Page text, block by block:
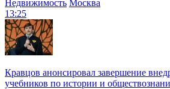
Недвижимость Москва
13:25
Кравцов анонсировал завершение
учебников по истории и